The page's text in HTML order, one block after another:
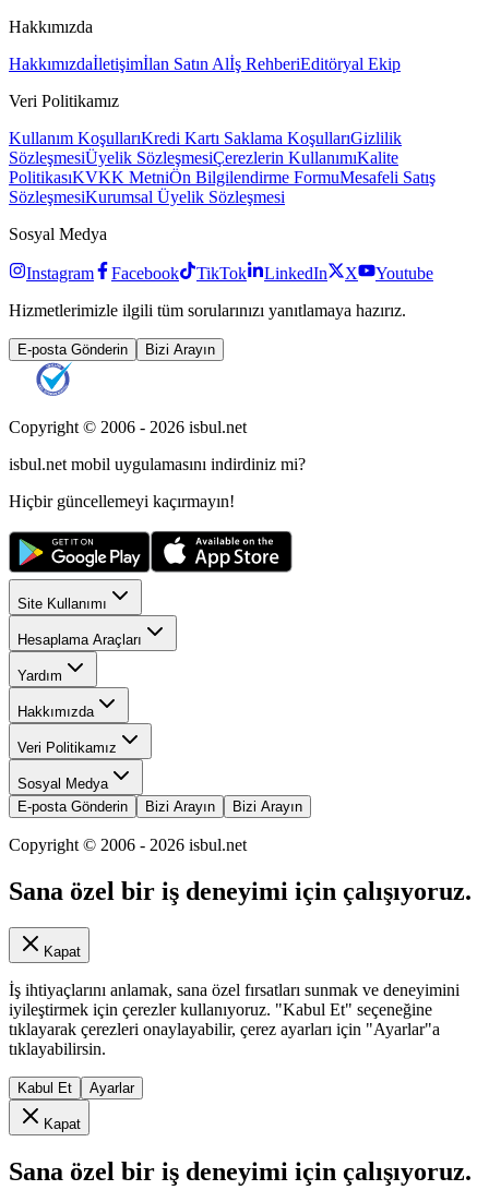
Hakkımızda
Hakkımızdaİletişimİlan Satın Alİş RehberiEditöryal Ekip
Veri Politikamız
Kullanım KoşullarıKredi Kartı Saklama KoşullarıGizlilik
SözleşmesiÜyelik SözleşmesiÇerezlerin KullanımıKalite
PolitikasıKVKK MetniÖn Bilgilendirme FormuMesafeli Satış
SözleşmesiKurumsal Üyelik Sözleşmesi
Sosyal Medya
Instagram Facebook TikTok LinkedIn X
Youtube
Hizmetlerimizle ilgili tüm sorularınızı yanıtlamaya hazırız.
E-posta Gönderin Bizi Arayın
Copyright © 2006 - 2026 isbul.net
isbul.net mobil uygulamasını indirdiniz mi?
Hiçbir güncellemeyi kaçırmayın!
Site Kullanımı
Hesaplama Araçları
Yardım
Hakkımızda
Veri Politikamız
Sosyal Medya
E-posta Gönderin
Bizi Arayın Bizi Arayın
Copyright © 2006 - 2026 isbul.net
Sana özel bir iş deneyimi için çalışıyoruz.
Kapat
İş ihtiyaçlarını anlamak, sana özel fırsatları sunmak ve deneyimini
iyileştirmek için çerezler kullanıyoruz. "Kabul Et" seçeneğine
tıklayarak çerezleri onaylayabilir, çerez ayarları için "Ayarlar"a
tıklayabilirsin.
Kabul Et Ayarlar
Kapat
Sana özel bir iş deneyimi için çalışıyoruz.